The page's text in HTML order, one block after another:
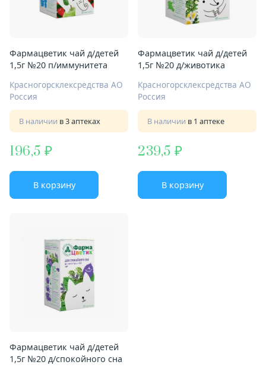
Фармацветик чай д/детей
1,5г №20 п/иммунитета
Красногорсклексредства АО
Россия
В наличии в 3 аптеках
196,5
В корзину
Фармацветик чай д/детей
1,5г №20 д/животика
Красногорсклексредства АО
Россия
В наличии в 1 аптеке
239,5
В корзину
Фармацветик чай д/детей
1,5г №20 д/спокойного сна